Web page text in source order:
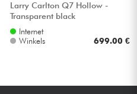
Larry Carlton Q7 Hollow -
Transparent black
Internet
Winkels
699.00 €